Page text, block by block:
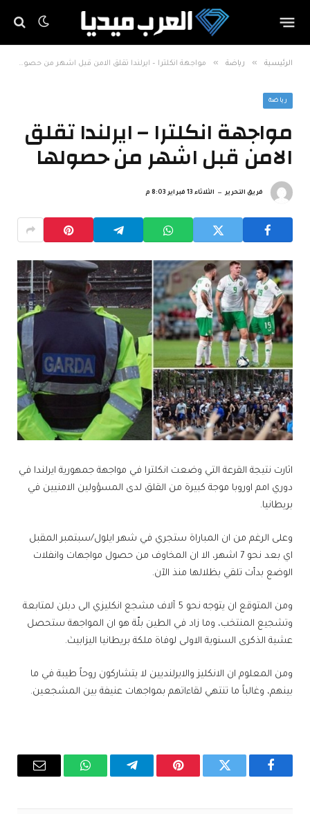
الرئيسية » رياضة » مواجهة انكلترا – ايرلندا تقلق الامن قبل اشهر من حصولها
رياضة
مواجهة انكلترا – ايرلندا تقلق
الامن قبل اشهر من حصولها
فريق التحرير الثلاثاء 13 فبراير 8:03 م
اثارت نتيجة القرعة التي وضعت ​انكلترا​ في مواجهة ​جمهورية ايرلندا​ في
​دوري امم اوروبا​ موجة كبيرة من القلق لدى المسؤولين الامنيين في
بريطانيا.
وعلى الرغم من ان المباراة ستجري في شهر ايلول/سبتمبر المقبل
اي بعد نحو 7 اشهر، الا ان المخاوف من حصول مواجهات وانفلات
الوضع بدأت تلقي بظلالها منذ الآن.
ومن المتوقع ان يتوجه نحو 5 آلاف مشجع انكليزي الى دبلن لمتابعة
وتشجيع المنتخب، وما زاد في الطين بلّة هو ان المواجهة ستحصل
عشية الذكرى السنوية الاولى لوفاة ملكة بريطانيا اليزابيث.
ومن المعلوم ان الانكليز والايرلنديين لا يتشاركون روحاً طيبة في ما
بينهم، وغالباً ما تنتهي لقاءاتهم بمواجهات عنيفة بين المشجعين.
فيسبوك تويتر بينتيريستتيلقرام واتساب البريد